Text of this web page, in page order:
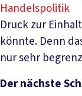
Handelspolitik
Druck zur
könnte. Denn
nur sehr
Der nächste